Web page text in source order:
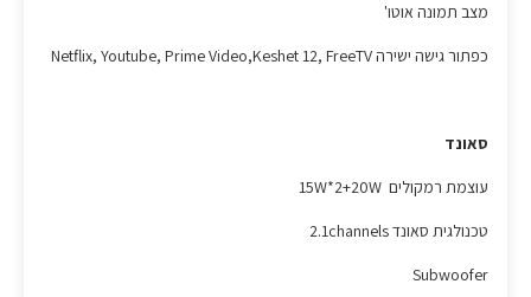
מצב תמונה אוטו'
כפתור גישה ישירה Netflix, Youtube, Prime Video,Keshet 12, FreeTV
סאונד
עוצמת רמקולים 15W*2+20W
טכנולגית סאונד 2.1channels
Subwoofer